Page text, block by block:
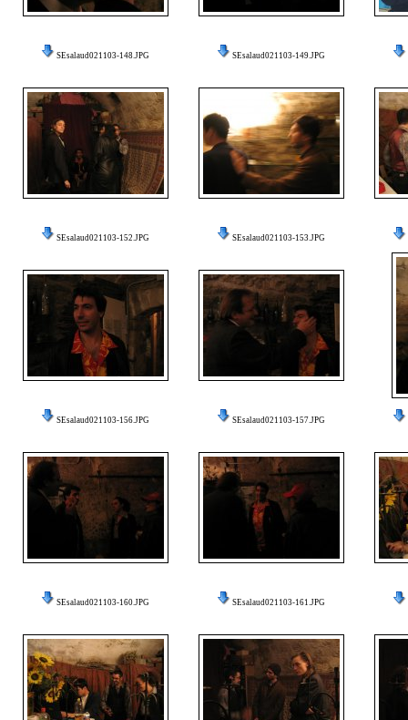
SEsalaud021103-148.JPG SEsalaud021103-149.JPG
SEsalaud021103-152.JPG SEsalaud021103-153.JPG
SEsalaud021103-156.JPG SEsalaud021103-157.JPG
SEsalaud021103-160.JPG SEsalaud021103-161.JPG